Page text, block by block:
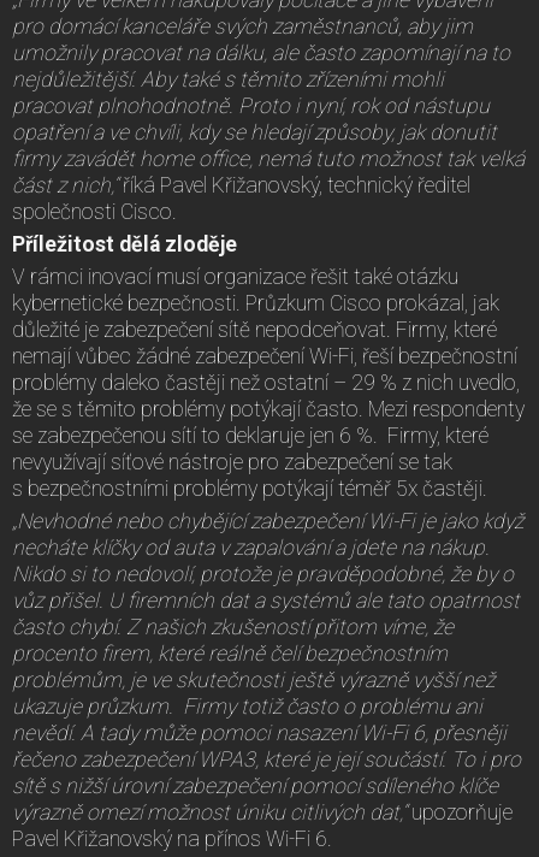
pro domácí kanceláře svých zaměstnanců, aby jim
umožnily pracovat na dálku, ale často zapomínají na to
nejdůležitější. Aby také s těmito zřízeními mohli
pracovat plnohodnotně. Proto i nyní, rok od nástupu
opatření a ve chvíli, kdy se hledají způsoby, jak donutit
firmy zavádět home office, nemá tuto možnost tak velká
část z nich,“říká Pavel Křižanovský, technický ředitel
společnosti Cisco.
Příležitost dělá zloděje
V rámci inovací musí organizace řešit také otázku
kybernetické bezpečnosti. Průzkum Cisco prokázal, jak
důležité je zabezpečení sítě nepodceňovat. Firmy, které
nemají vůbec žádné zabezpečení Wi-Fi, řeší bezpečnostní
problémy daleko častěji než ostatní – 29 % z nich uvedlo,
že se s těmito problémy potýkají často. Mezi respondenty
se zabezpečenou sítí to deklaruje jen 6 %. Firmy, které
nevyužívají síťové nástroje pro zabezpečení se tak
s bezpečnostními problémy potýkají téměř 5x častěji.
„Nevhodné nebo chybějící zabezpečení Wi-Fi je jako když
necháte klíčky od auta v zapalování a jdete na nákup.
Nikdo si to nedovolí, protože je pravděpodobné, že by o
vůz přišel. U firemních dat a systémů ale tato opatrnost
často chybí. Z našich zkušeností přitom víme, že
procento firem, které reálně čelí bezpečnostním
problémům, je ve skutečnosti ještě výrazně vyšší než
ukazuje průzkum. Firmy totiž často o problému ani
nevědí. A tady může pomoci nasazení Wi-Fi 6, přesněji
řečeno zabezpečení WPA3, které je její součástí. To i pro
sítě s nižší úrovní zabezpečení pomocí sdíleného klíče
výrazně omezí možnost úniku citlivých dat,“upozorňuje
Pavel Křižanovský na přínos Wi-Fi 6.